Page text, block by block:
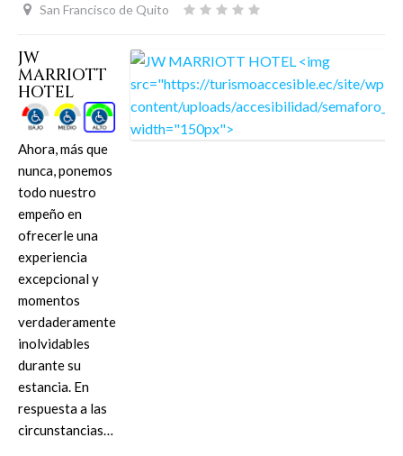
San Francisco de Quito
JW
MARRIOTT
HOTEL
Ahora, más que
nunca, ponemos
todo nuestro
empeño en
ofrecerle una
experiencia
excepcional y
momentos
verdaderamente
inolvidables
durante su
estancia. En
respuesta a las
circunstancias…